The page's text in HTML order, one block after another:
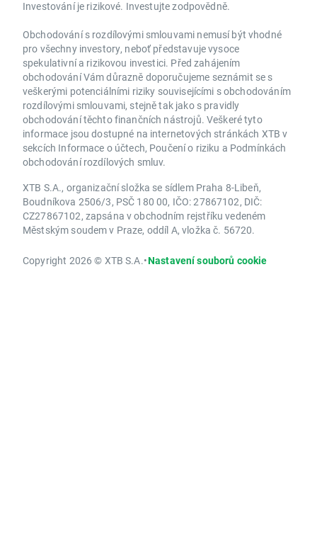
Investování je rizikové. Investujte zodpovědně.
Obchodování s rozdílovými smlouvami nemusí být vhodné
pro všechny investory, neboť představuje vysoce
spekulativní a rizikovou investici. Před zahájením
obchodování Vám důrazně doporučujeme seznámit se s
veškerými potenciálními riziky souvisejícími s obchodováním
rozdílovými smlouvami, stejně tak jako s pravidly
obchodování těchto finančních nástrojů. Veškeré tyto
informace jsou dostupné na internetových stránkách XTB v
sekcích Informace o účtech, Poučení o riziku a Podmínkách
obchodování rozdílových smluv.
XTB S.A., organizační složka se sídlem Praha 8-Libeň,
Boudníkova 2506/3, PSČ 180 00, IČO: 27867102, DIČ:
CZ27867102, zapsána v obchodním rejstříku vedeném
Městským soudem v Praze, oddíl A, vložka č. 56720.
Copyright 2026 © XTB S.A.•Nastavení souborů cookie